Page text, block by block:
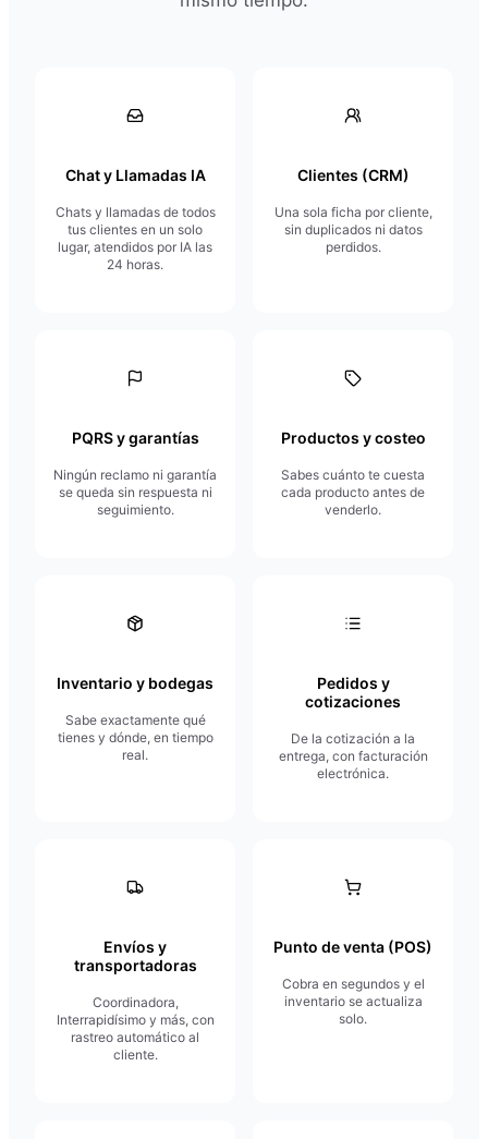
Chat y Llamadas IA
Chats y llamadas de todos
tus clientes en un solo
lugar, atendidos por IA las
24 horas.
Clientes (CRM)
Una sola ficha por cliente,
sin duplicados ni datos
perdidos.
PQRS y garantías
Ningún reclamo ni garantía
se queda sin respuesta ni
seguimiento.
Productos y costeo
Sabes cuánto te cuesta
cada producto antes de
venderlo.
Inventario y bodegas
Sabe exactamente qué
tienes y dónde, en tiempo
real.
Pedidos y
cotizaciones
De la cotización a la
entrega, con facturación
electrónica.
Envíos y
transportadoras
Coordinadora,
Interrapidísimo y más, con
rastreo automático al
cliente.
Punto de venta (POS)
Cobra en segundos y el
inventario se actualiza
solo.